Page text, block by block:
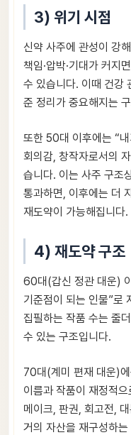
3) 위기 시점
신약 사주에 관성이 강
책임·압박·기대가 커지
수 있습니다. 이때 건강
준 정리가 중요해지는
또한 50대 이후에는 “
회의감, 창작자로서의
습니다. 이는 사주 구조
통과하면, 이후에는 더
재도약이 가능해집니다.
4) 재도약 구조
60대(갑신 정관 대운)
기준점이 되는 인물”로
집필하는 작품 수는 줄
수 있는 구조입니다.
70대(계미 편재 대운)
이름과 작품이 재정적
메이크, 판권, 회고전,
거의 자산을 재구성하